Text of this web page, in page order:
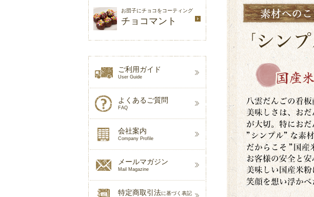
お団子にチョコをコーティング
チョコマント
ご利用ガイド
User Guide
よくあるご質問
FAQ
会社案内
Company Profile
メールマガジン
Mail Magazine
特定商取引法に基づく表記